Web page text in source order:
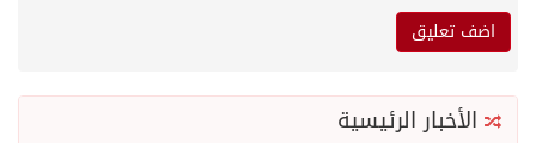
الأخبار الرئيسية